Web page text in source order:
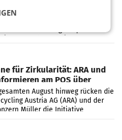
MAILAND/AMSTERDAM. Der
für Zirkularität: ARA und
am POS über
August hinweg rücken die
Austria AG (ARA) und der
Müller die Initiative
in allen österreichischen